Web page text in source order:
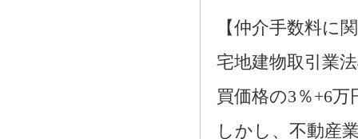
【仲介手数料に
宅地建物取引業
買価格の3％+6
しかし、不動産